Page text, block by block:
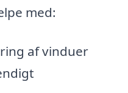
med:
af vinduer